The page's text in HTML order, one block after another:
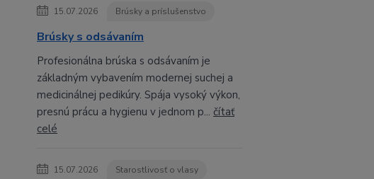
15.07.2026 Brúsky a príslušenstvo
Brúsky s odsávaním
Profesionálna brúska s odsávaním je
základným vybavením modernej suchej a
medicinálnej pedikúry. Spája vysoký výkon,
presnú prácu a hygienu v jednom p... čítať
celé
15.07.2026 Starostlivosť o vlasy